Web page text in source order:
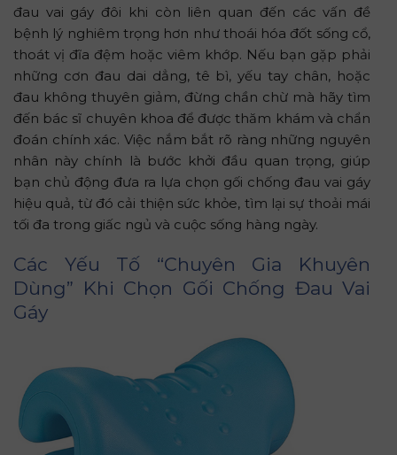
đau vai gáy đôi khi còn liên quan đến các vấn đề
bệnh lý nghiêm trọng hơn như thoái hóa đốt sống cổ,
thoát vị đĩa đệm hoặc viêm khớp. Nếu bạn gặp phải
những cơn đau dai dẳng, tê bì, yếu tay chân, hoặc
đau không thuyên giảm, đừng chần chừ mà hãy tìm
đến bác sĩ chuyên khoa để được thăm khám và chẩn
đoán chính xác. Việc nắm bắt rõ ràng những nguyên
nhân này chính là bước khởi đầu quan trọng, giúp
bạn chủ động đưa ra lựa chọn gối chống đau vai gáy
hiệu quả, từ đó cải thiện sức khỏe, tìm lại sự thoải mái
tối đa trong giấc ngủ và cuộc sống hàng ngày.
Các Yếu Tố “Chuyên Gia Khuyên
Dùng” Khi Chọn Gối Chống Đau Vai
Gáy